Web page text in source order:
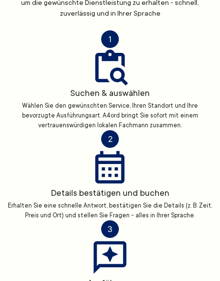
um die gewünschte Dienstleistung zu erhalten - schnell,
zuverlässig und in Ihrer Sprache
1
Suchen & auswählen
Wählen Sie den gewünschten Service, Ihren Standort und Ihre
bevorzugte Ausführungsart. A4ord bringt Sie sofort mit einem
vertrauenswürdigen lokalen Fachmann zusammen.
2
Details bestätigen und buchen
Erhalten Sie eine schnelle Antwort, bestätigen Sie die Details (z. B. Zeit,
Preis und Ort) und stellen Sie Fragen - alles in Ihrer Sprache.
3